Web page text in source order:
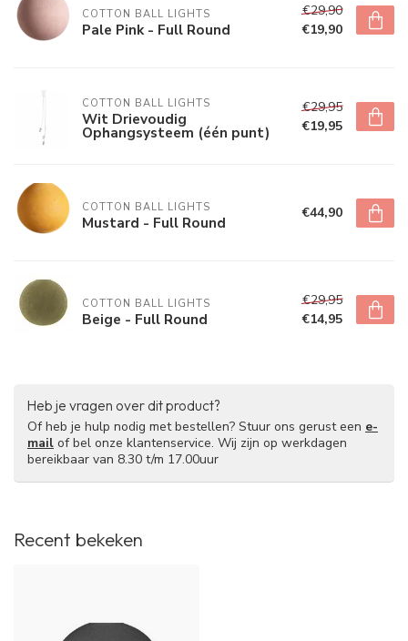
COTTON BALL LIGHTS
Pale Pink - Full Round
€29,90
€19,90
COTTON BALL LIGHTS
Wit Drievoudig
Ophangsysteem (één punt)
€29,95
€19,95
COTTON BALL LIGHTS
Mustard - Full Round €44,90
COTTON BALL LIGHTS
Beige - Full Round
€29,95
€14,95
Heb je vragen over dit product?
Of heb je hulp nodig met bestellen? Stuur ons gerust een e-
mail of bel onze klantenservice. Wij zijn op werkdagen
bereikbaar van 8.30 t/m 17.00uur
Recent bekeken